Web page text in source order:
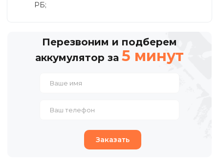
РБ;
Перезвоним и подберем
аккумулятор за 5 минут
Заказать